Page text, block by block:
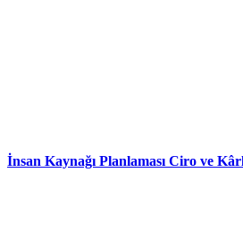
İnsan Kaynağı Planlaması Ciro ve